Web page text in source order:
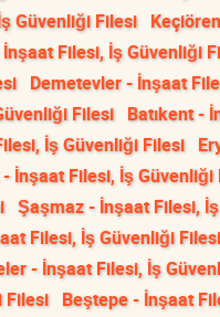
Güvenliği Filesi
Filesi, İş Güvenliği
Demetevler - İnşaat
Filesi Batıkent -
İş Güvenliği Filesi
- İnşaat Filesi, İş Güvenliği
Şaşmaz - İnşaat Filesi,
Filesi, İş Güvenliği Filesi
- İnşaat Filesi, İş
Filesi Beştepe - İnşaat